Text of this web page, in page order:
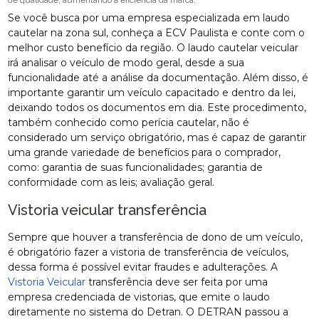
Se você busca por uma empresa especializada em laudo
cautelar na zona sul, conheça a ECV Paulista e conte com o
melhor custo benefício da região. O laudo cautelar veicular
irá analisar o veículo de modo geral, desde a sua
funcionalidade até a análise da documentação. Além disso, é
importante garantir um veículo capacitado e dentro da lei,
deixando todos os documentos em dia. Este procedimento,
também conhecido como perícia cautelar, não é
considerado um serviço obrigatório, mas é capaz de garantir
uma grande variedade de benefícios para o comprador,
como: garantia de suas funcionalidades; garantia de
conformidade com as leis; avaliação geral.
Vistoria veicular transferência
Sempre que houver a transferência de dono de um veículo,
é obrigatório fazer a vistoria de transferência de veículos,
dessa forma é possível evitar fraudes e adulterações. A
Vistoria Veicular transferência deve ser feita por uma
empresa credenciada de vistorias, que emite o laudo
diretamente no sistema do Detran. O DETRAN passou a